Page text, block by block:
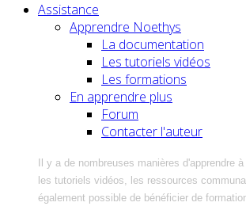
Assistance
Apprendre Noethys
La documentation
Les tutoriels vidéos
Les formations
En apprendre plus
Forum
Contacter l'auteur
Il y a de nombreuses manières
les tutoriels vidéos, les ressources
également possible de bénéficier de